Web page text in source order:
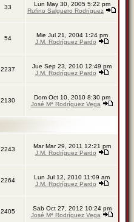
33
Lun May 30, 2005 5:22 pm
Rufino Salguero Rodríguez
54
Mie Jul 21, 2004 1:24 pm
J.M. Rodríguez Pardo
2237
Jue Sep 23, 2010 12:49 pm
J.M. Rodríguez Pardo
2130
Dom Oct 10, 2010 8:30 pm
José Mª Rodríguez Vega
2243
Mar Mar 29, 2011 12:21 pm
J.M. Rodríguez Pardo
2264
Lun Jul 12, 2010 11:09 am
J.M. Rodríguez Pardo
2405
Sab Oct 27, 2012 10:24 pm
José Mª Rodríguez Vega